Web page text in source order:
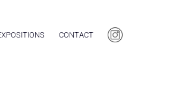
CONTACT